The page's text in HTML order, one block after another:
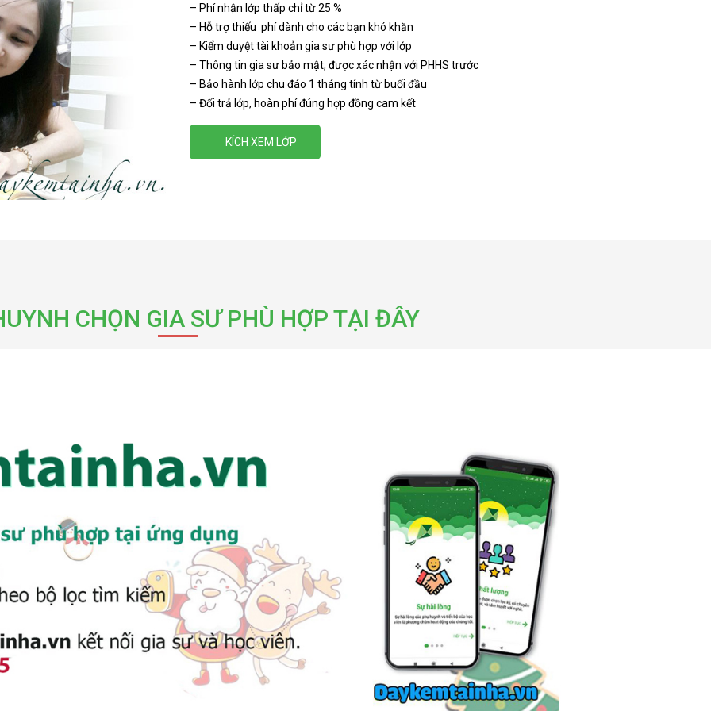
– Phí nhận lớp thấp chỉ từ 25 %
– Hỗ trợ thiếu phí dành cho các bạn khó khăn
– Kiểm duyệt tài khoản gia sư phù hợp với lớp
– Thông tin gia sư bảo mật, được xác nhận với PHHS trước
– Bảo hành lớp chu đáo 1 tháng tính từ buổi đầu
– Đổi trả lớp, hoàn phí đúng hợp đồng cam kết
KÍCH XEM LỚP
CHỌN GIA SƯ PHÙ HỢP TẠI ĐÂY